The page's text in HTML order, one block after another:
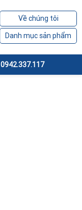
Về chúng tôi
Danh mục sản phẩm
0942.337.117